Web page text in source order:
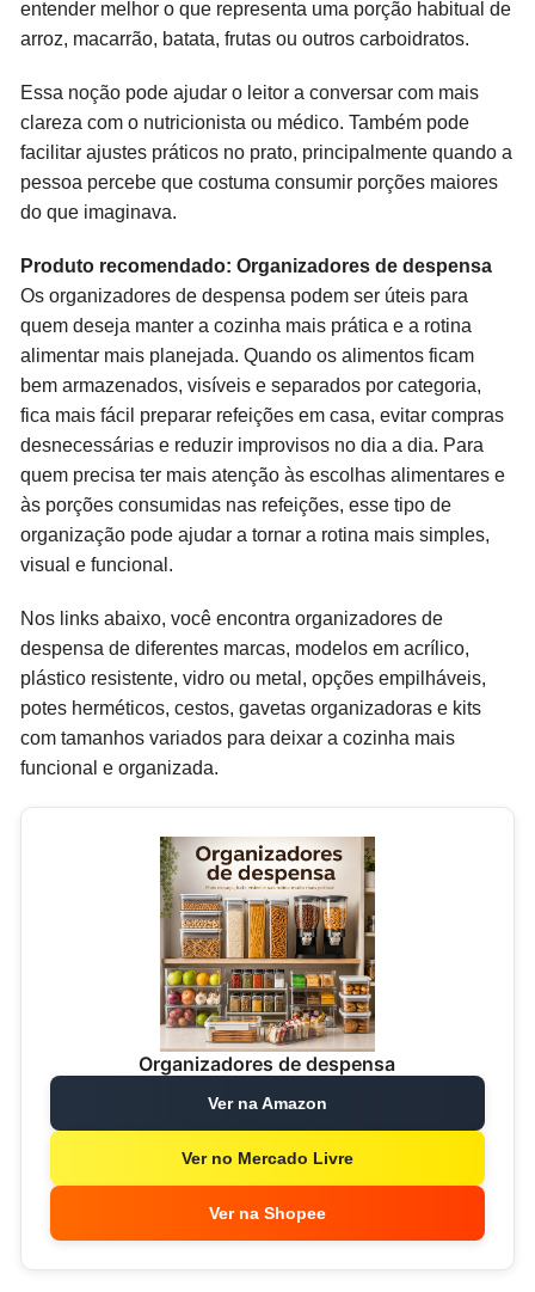
entender melhor o que representa uma porção habitual de
arroz, macarrão, batata, frutas ou outros carboidratos.
Essa noção pode ajudar o leitor a conversar com mais
clareza com o nutricionista ou médico. Também pode
facilitar ajustes práticos no prato, principalmente quando a
pessoa percebe que costuma consumir porções maiores
do que imaginava.
Produto recomendado: Organizadores de despensa
Os organizadores de despensa podem ser úteis para
quem deseja manter a cozinha mais prática e a rotina
alimentar mais planejada. Quando os alimentos ficam
bem armazenados, visíveis e separados por categoria,
fica mais fácil preparar refeições em casa, evitar compras
desnecessárias e reduzir improvisos no dia a dia. Para
quem precisa ter mais atenção às escolhas alimentares e
às porções consumidas nas refeições, esse tipo de
organização pode ajudar a tornar a rotina mais simples,
visual e funcional.
Nos links abaixo, você encontra organizadores de
despensa de diferentes marcas, modelos em acrílico,
plástico resistente, vidro ou metal, opções empilháveis,
potes herméticos, cestos, gavetas organizadoras e kits
com tamanhos variados para deixar a cozinha mais
funcional e organizada.
Organizadores de despensa
Ver na Amazon
Ver no Mercado Livre
Ver na Shopee